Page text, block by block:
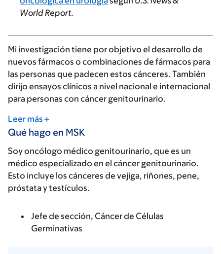
World Report.
Mi investigación tiene por objetivo el desarrollo de
nuevos fármacos o combinaciones de fármacos para
las personas que padecen estos cánceres. También
dirijo ensayos clínicos a nivel nacional e internacional
para personas con cáncer genitourinario.
Leer más
Qué hago en MSK
Soy oncólogo médico genitourinario, que es un
médico especializado en el cáncer genitourinario.
Esto incluye los cánceres de vejiga, riñones, pene,
próstata y testículos.
Jefe de sección, Cáncer de Células
Germinativas